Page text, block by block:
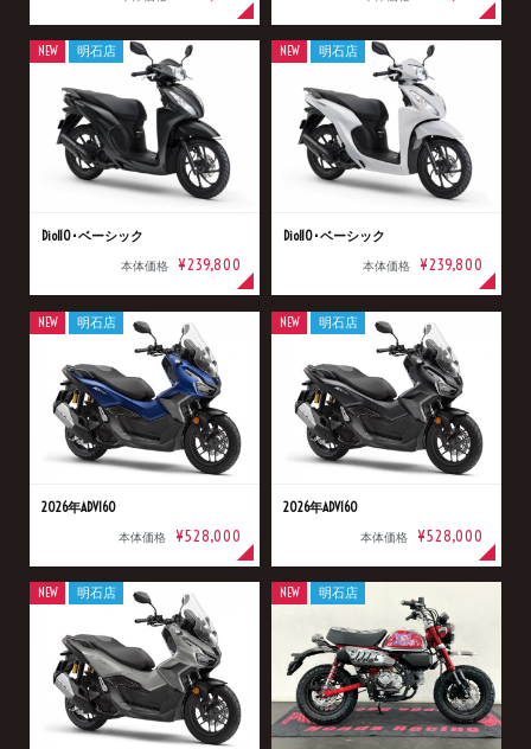
Dio110･ベーシック
本体価格 ¥239,800
NEW 明石店
Dio110･ベーシック
本体価格 ¥239,800
NEW 明石店
2026年ADV160
本体価格 ¥528,000
NEW 明石店
2026年ADV160
本体価格 ¥528,000
NEW 明石店
NEW 明石店 NEW 明石店